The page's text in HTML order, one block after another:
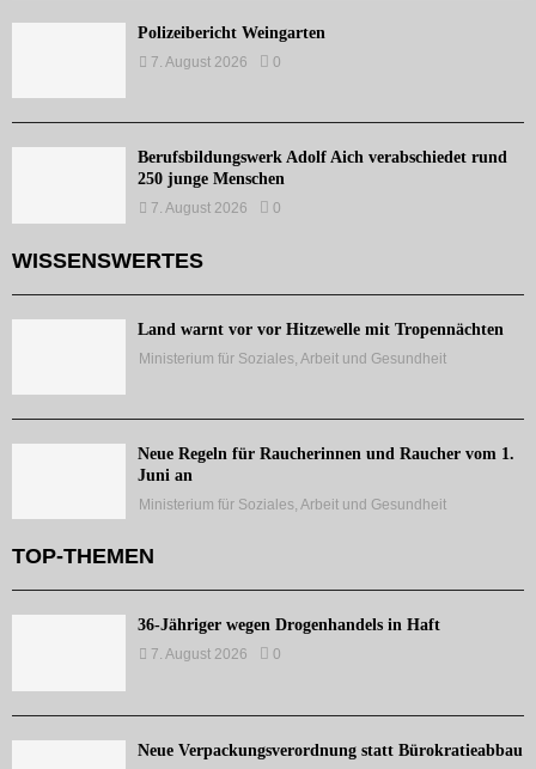
Polizeibericht Weingarten
7. August 2026 0
Berufsbildungswerk Adolf Aich verabschiedet rund
250 junge Menschen
7. August 2026 0
WISSENSWERTES
Land warnt vor vor Hitzewelle mit Tropennächten
Ministerium für Soziales, Arbeit und Gesundheit
Neue Regeln für Raucherinnen und Raucher vom 1.
Juni an
Ministerium für Soziales, Arbeit und Gesundheit
TOP-THEMEN
36-Jähriger wegen Drogenhandels in Haft
7. August 2026 0
Neue Verpackungsverordnung statt Bürokratieabbau